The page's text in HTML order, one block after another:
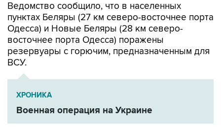
Ведомство сообщило, что в населенных
пунктах Беляры (27 км северо-восточнее порта
Одесса) и Новые Беляры (28 км северо-
восточнее порта Одесса) поражены
резервуары с горючим, предназначенным для
ВСУ.
ХРОНИКА
Военная операция на Украине